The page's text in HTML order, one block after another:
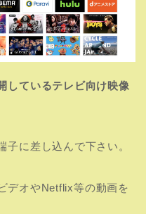
しているテレビ向け映像
に差し込んで下さい。
デオやNetflix等の動画を